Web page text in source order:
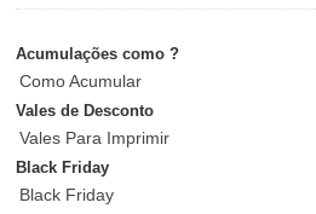
Acumulações como ?
Como Acumular
Vales de Desconto
Vales Para Imprimir
Black Friday
Black Friday